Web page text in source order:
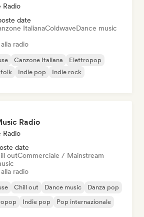
Radio
date
ItalianaColdwaveDance music
radio
Canzone Italiana
Elettropop
folk Indie pop
Indie rock
Radio
Radio
date
outCommerciale / Mainstream
radio
Chill out Dance music
Danza pop
Indie pop Pop internazionale